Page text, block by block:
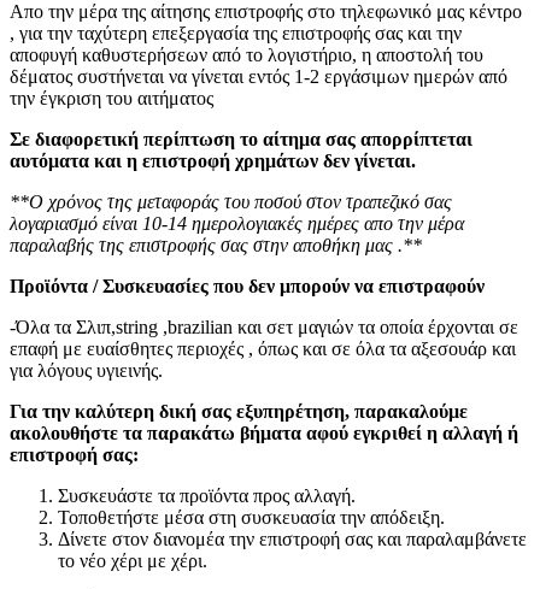
Απο την μέρα της αίτησης επιστροφής στο τηλεφωνικό μας κέντρο
, για την ταχύτερη επεξεργασία της επιστροφής σας και την
αποφυγή καθυστερήσεων από το λογιστήριο, η αποστολή του
δέματος συστήνεται να γίνεται εντός 1-2 εργάσιμων ημερών από
την έγκριση του αιτήματος
Σε διαφορετική περίπτωση το αίτημα σας απορρίπτεται
αυτόματα και η επιστροφή χρημάτων δεν γίνεται.
**Ο χρόνος της μεταφοράς του ποσού στον τραπεζικό σας
λογαριασμό είναι 10-14 ημερολογιακές ημέρες απο την μέρα
παραλαβής της επιστροφής σας στην αποθήκη μας .**
Προϊόντα / Συσκευασίες που δεν μπορούν να επιστραφούν
-Όλα τα Σλιπ,string ,brazilian και σετ μαγιών τα οποία έρχονται σε
επαφή με ευαίσθητες περιοχές , όπως και σε όλα τα αξεσουάρ και
για λόγους υγιεινής.
Για την καλύτερη δική σας εξυπηρέτηση, παρακαλούμε
ακολουθήστε τα παρακάτω βήματα αφού εγκριθεί η αλλαγή ή
επιστροφή σας:
Συσκευάστε τα προϊόντα προς αλλαγή.
Τοποθετήστε μέσα στη συσκευασία την απόδειξη.
Δίνετε στον διανομέα την επιστροφή σας και παραλαμβάνετε
το νέο χέρι με χέρι.